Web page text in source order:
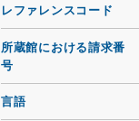
レファレンスコード
所蔵館における請求番
号
言語